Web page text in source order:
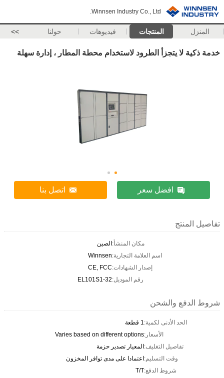
Winnsen Industry Co., Ltd.
المنزل المنتجات فيديوهات حولنا >>
خدمة ذكية لا يتجزأ الطرود لاستخدام محطة المطار ، إدارة سهلة
افضل سعر اتصل بنا
تفاصيل المنتج
مكان المنشأ:الصين
اسم العلامة التجارية:Winnsen
إصدار الشهادات:CE, FCC
رقم الموديل:EL101S1-32
شروط الدفع والشحن
الحد الأدنى لكمية:1 قطعة
الأسعار:Varies based on different options
تفاصيل التغليف:المعيار تصدير حزمة
وقت التسليم:اعتمادا على مدى توافر المخزون
شروط الدفع:T/T